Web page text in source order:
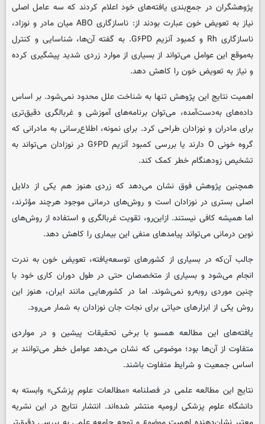
پژوهشگران در جمع‌بندی یافته‌های خود اعلام کردند که سه عامل اصلی
نیاز به تعویض خون عبارت بودند از: ناسازگاری ABO میان مادر و نوزاد،
ناسازگاری Rh و کمبود آنزیم G۶PD. به گفته آن‌ها، شناسایی و کنترل
به‌موقع این عوامل می‌تواند از بسیاری از موارد زردی شدید پیشگیری کرده
و نیاز به تعویض خون را کاهش دهد.
اهمیت نتایج این پژوهش تنها به شناخت علل محدود نمی‌شود. بر اساس
داده‌های به‌دست‌آمده، می‌توان برنامه‌های آموزشی و غربالگری دقیق‌تری
برای مادران و نوزادان طراحی کرد. برای نمونه، اطلاع‌رسانی به مادرانی که
گروه خونی O دارند یا بررسی کمبود آنزیم G۶PD در نوزادان می‌تواند به
تشخیص زودهنگام خطر کمک کند.
همچنین پژوهش فوق نشان می‌دهد که زردی هنوز هم یکی از دلایل
اصلی بستری در نوزادان است و روش‌های درمانی موجود هرچند مؤثرند،
اما همیشه کافی نیستند. ازاین‌رو، تقویت غربالگری و استفاده از روش‌های
نوین درمانی می‌تواند پیامدهای منفی این بیماری را کاهش دهد.
جالب آن‌که در بسیاری از کشورهای توسعه‌یافته، تعویض خون به ندرت
انجام می‌شود و بسیاری از متخصصان حتی در طول دوران کاری خود با
چنین موردی روبه‌رو نمی‌شوند. اما در کشورهایی مانند ایران، هنوز این
روش یکی از ابزارهای حیاتی برای نجات جان نوزادان به شمار می‌رود.
یافته‌های این مطالعه همسو با برخی تحقیقات پیشین و در مواردی
متفاوت از آن‌ها بود؛ موضوعی که نشان می‌دهد عوامل خطر می‌توانند بر
اساس جمعیت و شرایط متفاوت باشند.
نتایج این مطالعه علمی در فصلنامه «مطالعات علوم پزشکی» وابسته به
دانشگاه علوم پزشکی ارومیه منتشر شده‌اند. انتشار نتایج در این نشریه